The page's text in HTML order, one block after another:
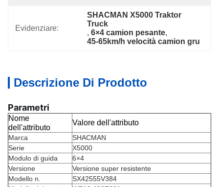
Evidenziare:
SHACMAN X5000 Traktor
Truck
, 6×4 camion pesante,
45-65km/h velocità camion gru
Descrizione Di Prodotto
Parametri
Nome
dell'attributo
Valore dell'attributo
Marca
SHACMAN
Serie
X5000
Modulo di guida
6×4
Versione
Versione super resistente
Modello n.
SX42555V384